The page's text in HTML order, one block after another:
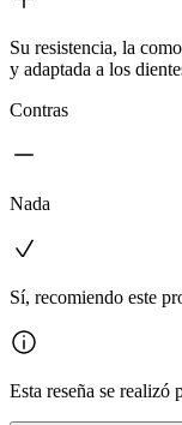
Su resistencia, la
y adaptada a los
Contras
Nada
Sí, recomiendo este
Esta reseña se